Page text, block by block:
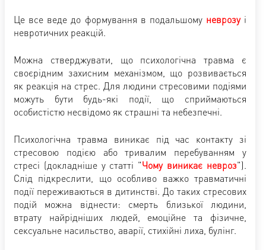
Це все веде до формування в подальшому неврозуі
невротичних реакцій.
Можна стверджувати, що психологічна травма є
своєрідним захисним механізмом, що розвивається
як реакція на стрес. Для людини стресовими подіями
можуть бути будь-які події, що сприймаються
особистістю несвідомо як страшні та небезпечні.
Психологічна травма виникає під час контакту зі
стресовою подією або тривалим перебуванням у
стресі (докладніше у статті "Чому виникає невроз").
Слід підкреслити, що особливо важко травматичні
події переживаються в дитинстві. До таких стресових
подій можна віднести: смерть близької людини,
втрату найрідніших людей, емоційне та фізичне,
сексуальне насильство, аварії, стихійні лиха, булінг.